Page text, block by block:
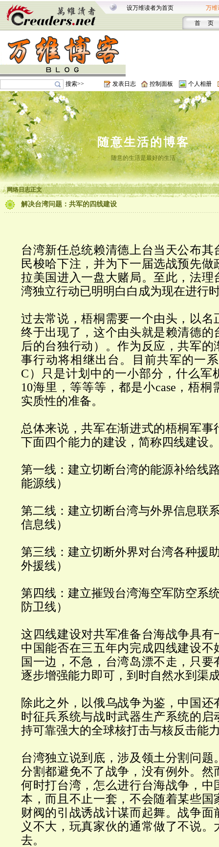
设万维读者为首页 万维
首 页
搜索>> 发表日志 控制面板 个人相册
随意生活的博客
随意的生活是最好的生活
网络日志正文
解决台湾问题：共军的四线建设
台湾新任总统赖清德上台当天公布其
民梭哈下注，并为下一届选战预先做
拉美国进入一盘大赌局。至此，法理
湾独立行动已明明白白成为现在进行
过去常说，梧桐需要一个由头，以名
终于出现了，这个由头就是赖清德的
后的台独行动）。作为反应，共军的
事行动将相继出台。目前共军的一
C）只是计划中的一小部分，什么军
10海里，等等等，都是小case，梧
实质性的准备。
总体来说，共军在渐进式的梧桐军事
下面四个能力的建设，简称四线建设
第一线：建立切断台湾的能源补给线
能源线）
第二线：建立切断台湾与外界信息联
信息线）
第三线：建立切断外界对台湾各种援
外援线）
第四线：建立摧毁台湾海空军防空系
防卫线）
这四线建设对共军准备台海战争具有
中国能否在三五年内完成四线建设不
国一边，不急，台湾岛漂不走，只要
逐步增强能力即可，到时自然水到渠
除此之外，以俄乌战争为鉴，中国还
时征兵系统与战时武器生产系统的启
持可靠强大的全球核打击与核反击能
台湾独立说到底，涉及领土分割问题
分割都避免不了战争，没有例外。然
何时打台湾，怎么进行台海战争，中
本，而且不止一套，不会随着某些国
财阀的引战诱战计谋而起舞。战争面
义不大，玩真家伙的通常做了不说。
去。